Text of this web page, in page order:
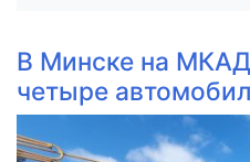
В Минске на МКАД
четыре